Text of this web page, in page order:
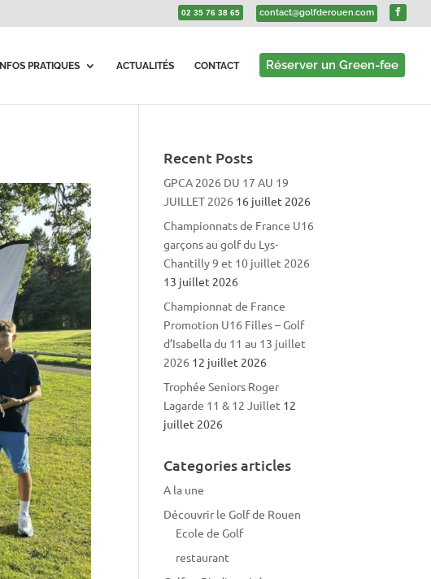
02 35 76 38 65 contact@golfderouen.com
INFOS PRATIQUES ACTUALITÉS CONTACT Réserver un Green-fee
Recent Posts
GPCA 2026 DU 17 AU 19
JUILLET 2026 16 juillet 2026
Championnats de France U16
garçons au golf du Lys-
Chantilly 9 et 10 juillet 2026
13 juillet 2026
Championnat de France
Promotion U16 Filles – Golf
d’Isabella du 11 au 13 juillet
2026 12 juillet 2026
Trophée Seniors Roger
Lagarde 11 & 12 Juillet 12
juillet 2026
Categories articles
A la une
Découvrir le Golf de Rouen
Ecole de Golf
restaurant